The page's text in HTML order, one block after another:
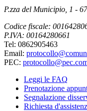
P.zza del Municipio, 1 -
Codice fiscale:
P.IVA: 00164280661
Tel: 0862905463
Email:
PEC:
Leggi le FAQ
Prenotazione
Segnalazione
Richiesta